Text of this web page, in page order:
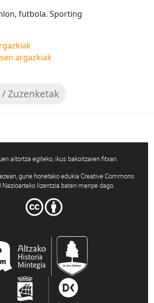
futbola. Sporting
argazkiak
Zuzenketak
aitortza egiteko, ikus bakoitzaren fitxan.
gune honetako edukia Creative Commons
Nazioarteko lizentzia baten menpe dago.